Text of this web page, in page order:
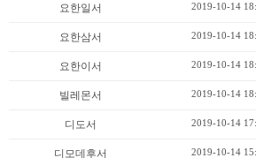
요한일서 2019-10-14
요한삼서 2019-10-14
요한이서 2019-10-14
빌레몬서 2019-10-14
디도서 2019-10-14
디모데후서 2019-10-14